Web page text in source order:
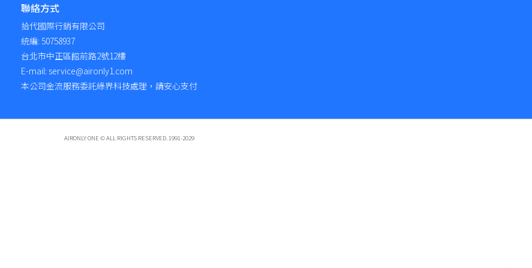
聯絡方式
拾代國際行銷有限公司
統編: 50758937
台北市中正區館前路2號12樓
E-mail: service@aironly1.com
本公司金流服務委託綠界科技處理，請安心支付
AIRONLY ONE © ALL RIGHTS RESERVED. 1991-2029